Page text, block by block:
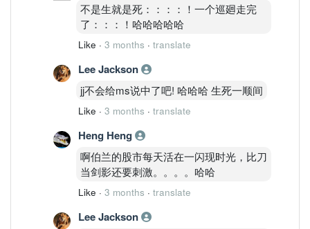
不是生就是死：：：：！一个巡廻走完
了：：：！哈哈哈哈哈
Like · 3 months · translate
Lee Jackson
jj不会给ms说中了吧! 哈哈哈 生死一顺间
Like · 3 months · translate
Heng Heng
啊伯兰的股市每天活在一闪现时光，比刀
当剑影还要刺激。。。。哈哈
Like · 3 months · translate
Lee Jackson